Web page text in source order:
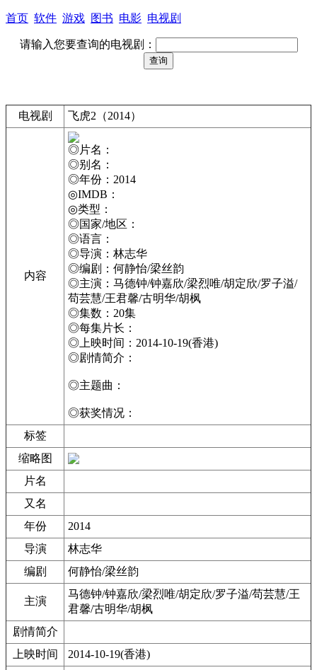
首页 软件 游戏 图书 电影 电视剧
请输入您要查询的电视剧：
电视剧 飞虎2（2014）
内容
◎片名：
◎别名：
◎年份：2014
◎IMDB：
◎类型：
◎国家/地区：
◎语言：
◎导演：林志华
◎编剧：何静怡/梁丝韵
◎主演：马德钟/钟嘉欣/梁烈唯/胡定欣/罗子溢/
苟芸慧/王君馨/古明华/胡枫
◎集数：20集
◎每集片长：
◎上映时间：2014-10-19(香港)
◎剧情简介：
◎主题曲：
◎获奖情况：
标签
缩略图
片名
又名
年份
2014
导演
林志华
编剧
何静怡/梁丝韵
主演
马德钟/钟嘉欣/梁烈唯/胡定欣/罗子溢/苟芸慧/王
君馨/古明华/胡枫
剧情简介
上映时间
2014-10-19(香港)